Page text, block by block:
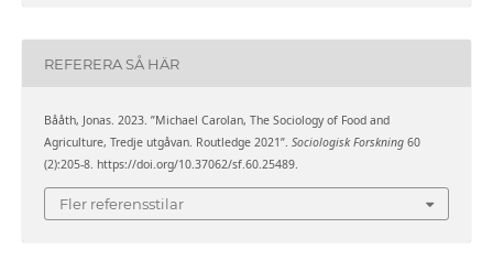
REFERERA SÅ HÄR
Bååth, Jonas. 2023. ”Michael Carolan, The Sociology of Food and
Agriculture, Tredje utgåvan. Routledge 2021”. Sociologisk Forskning60
(2):205-8. https://doi.org/10.37062/sf.60.25489.
Fler referensstilar